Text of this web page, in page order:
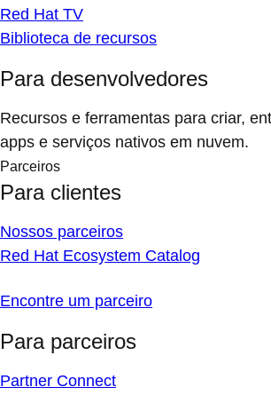
Red Hat TV
Biblioteca de recursos
Para desenvolvedores
Recursos e ferramentas para criar,
apps e serviços nativos em nuvem.
Parceiros
Para clientes
Nossos parceiros
Red Hat Ecosystem Catalog
Encontre um parceiro
Para parceiros
Partner Connect